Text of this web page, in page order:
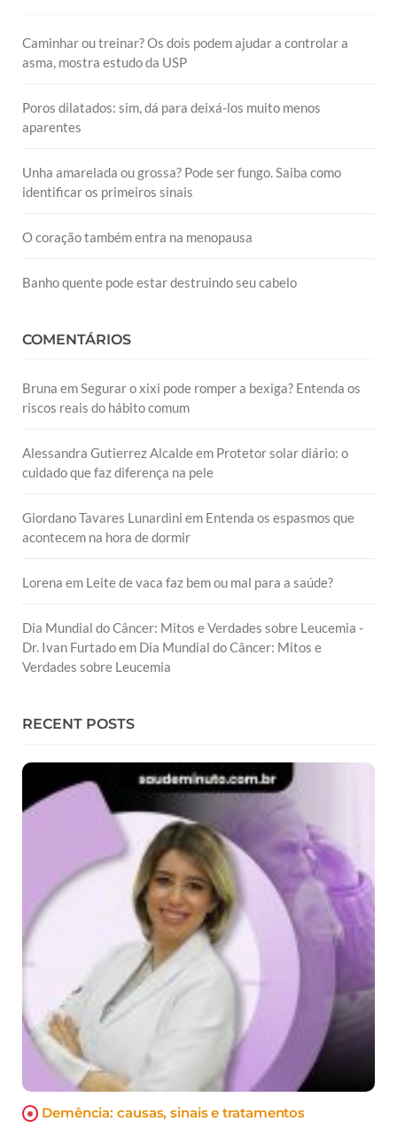
Caminhar ou treinar? Os dois podem ajudar a controlar a
asma, mostra estudo da USP
Poros dilatados: sim, dá para deixá-los muito menos
aparentes
Unha amarelada ou grossa? Pode ser fungo. Saiba como
identificar os primeiros sinais
O coração também entra na menopausa
Banho quente pode estar destruindo seu cabelo
COMENTÁRIOS
Bruna emSegurar o xixi pode romper a bexiga? Entenda os
riscos reais do hábito comum
Alessandra Gutierrez Alcaldeem Protetor solar diário: o
cuidado que faz diferença na pele
Giordano Tavares Lunardini em Entenda os espasmos que
acontecem na hora de dormir
Lorena em Leite de vaca faz bem ou mal para a saúde?
Dia Mundial do Câncer: Mitos e Verdades sobre Leucemia -
Dr. Ivan Furtadoem Dia Mundial do Câncer: Mitos e
Verdades sobre Leucemia
RECENT POSTS
Demência: causas, sinais e tratamentos